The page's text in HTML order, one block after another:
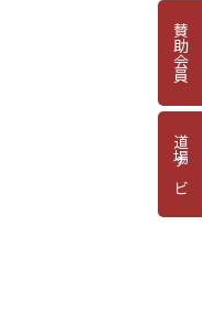
賛助会員
道場ナビ